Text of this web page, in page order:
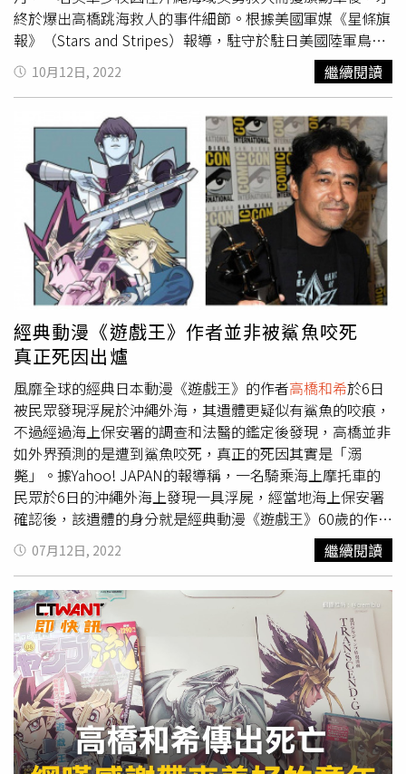
終於爆出高橋跳海救人的事件細節。根據美國軍媒《星條旗
報》（Stars and Stripes）報導，駐守於駐日美國陸軍鳥居
通訊站的49歲副作戰官兼美軍少校布爾喬（Robert
Bourgeau），於7月4日在沖繩美人魚石窟英勇救出3名受困
人士，因此於上個月獲頒勳章。當時他在岸上發現一名日本
婦女正在呼救，她的11歲女兒與另外一名39歲的美國士兵
也受困於激流當中。因此他跳海救人，先後將母女，以及另
一位美國大兵救上岸。不過布爾喬上岸後才知道，原來剛剛
還有一個人也下海救人，但最後消失在海浪之中，那個英勇
救人的路人正是《遊戲王》的作者高橋和希。布爾喬難過表
示，「他是英雄，他為了救人而死。」沖繩縣名護市的某海
上遊樂設施業者7月6日上午10時半左右發現外海疑似有人
類屍體漂浮在海面上，因此通報海上保安署。海上保安署隨
後便在海岸300公尺處發現屍體，當下遺體的下半部與腹部
疑似遭到鯊魚等海洋生物啃咬。而警方6日晚間接獲租車業
者通報，稱無法聯絡上他們的顧客之一 高橋和希，於是海上
保安署懷疑上午發現的遺體可能正是
後確認死者身分。高橋和希本名為高橋一雅，是位大器晚成
的人氣漫畫家，從沒受過專業畫師訓練的他在業界打滾了十
幾年還是默默無名，直到1996年他才用「不用打架的戰
鬥」為主題，並親自到充滿異國色彩的埃及尋找靈感，再結
合埃及古文明和現代校園題材，創作出生涯經典代表作《遊
戲王》，並在之後受到日本遊戲大廠KONAMI的青睞，決定
搶下漫畫中卡牌實體化的版權，還因此在全球掀起一股卡牌
蒐集和戰鬥熱潮。
10月12日, 2022 繼續閱讀
經典動漫《遊戲王》作者並非被鯊魚咬死
真正死因出爐
風靡全球的經典日本動漫《遊戲王》的作者高橋和希於6日
被民眾發現浮屍於沖繩外海，其遺體更疑似有鯊魚的咬痕，
不過經過海上保安署的調查和法醫的鑑定後發現，高橋並非
如外界預測的是遭到鯊魚咬死，真正的死因其實是「溺
斃」。據Yahoo! JAPAN的報導稱，一名騎乘海上摩托車的
民眾於6日的沖繩外海上發現一具浮屍，經當地海上保安署
確認後，該遺體的身分就是經典動漫《遊戲王》60歲的作者
高橋和希，消息一出也讓許多粉絲和遊戲玩家相當惋惜。當
時他身著T恤，並穿戴各式浮潛設備，但他的腹部被發現有
鯊魚等海洋生物的咬痕，不過海上保安署於11日公布了驗屍
結果，確認了高橋的死因為溺斃而非被鯊魚咬死。高橋和希
本名為高橋一雅，是位大器晚成的人氣漫畫家，從沒受過專
業畫師訓練的他在業界打滾了十幾年還是默默無名，直到
1996年他才用「不用打架的戰鬥」為主題，並親自到充滿
異國色彩的埃及尋找靈感，再結合埃及古文明和現代校園題
材，創作出生涯經典代表作《遊戲王》，並在之後受到日本
遊戲大廠KONAMI的青睞，決定搶下漫畫中卡牌實體化的版
權，還因此在全球掀起一股卡牌蒐集和戰鬥熱潮。
07月12日, 2022 繼續閱讀